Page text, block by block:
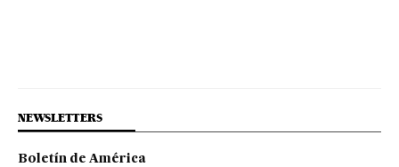
NEWSLETTERS
Boletín de América